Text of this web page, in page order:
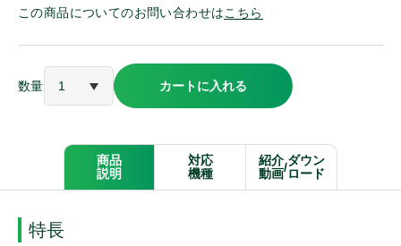
この商品についてのお問い合わせはこちら
数量 カートに入れる
商品
説明
対応
機種
紹介
動画/ダウン
ロード
特長
アルインコ
ケンウッド
パナソニック